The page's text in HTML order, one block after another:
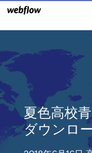
夏色高校
ダウンロ